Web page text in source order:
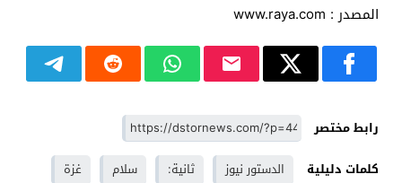
المصدر : www.raya.com
رابط مختصر
كلمات دليلية
الدستور نيوز ثانية: سلام غزة